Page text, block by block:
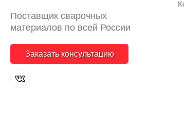
Поставщик сварочных
материалов по всей России
Заказать консультацию